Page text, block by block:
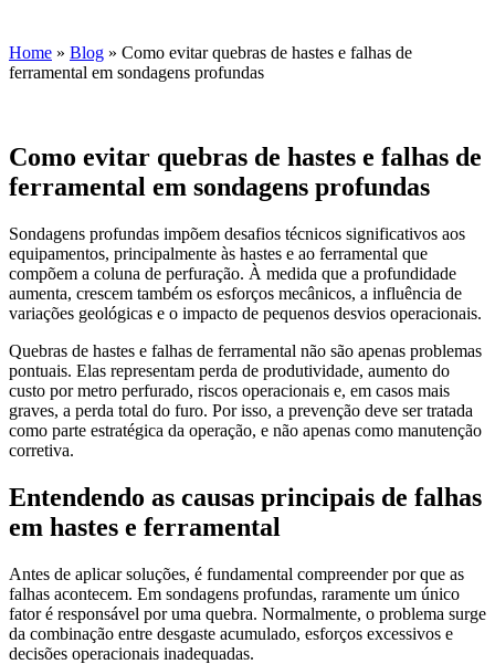
Home » Blog » Como evitar quebras de hastes e falhas de
ferramental em sondagens profundas
Como evitar quebras de hastes e falhas de
ferramental em sondagens profundas
Sondagens profundas impõem desafios técnicos significativos aos
equipamentos, principalmente às hastes e ao ferramental que
compõem a coluna de perfuração. À medida que a profundidade
aumenta, crescem também os esforços mecânicos, a influência de
variações geológicas e o impacto de pequenos desvios operacionais.
Quebras de hastes e falhas de ferramental não são apenas problemas
pontuais. Elas representam perda de produtividade, aumento do
custo por metro perfurado, riscos operacionais e, em casos mais
graves, a perda total do furo. Por isso, a prevenção deve ser tratada
como parte estratégica da operação, e não apenas como manutenção
corretiva.
Entendendo as causas principais de falhas
em hastes e ferramental
Antes de aplicar soluções, é fundamental compreender por que as
falhas acontecem. Em sondagens profundas, raramente um único
fator é responsável por uma quebra. Normalmente, o problema surge
da combinação entre desgaste acumulado, esforços excessivos e
decisões operacionais inadequadas.